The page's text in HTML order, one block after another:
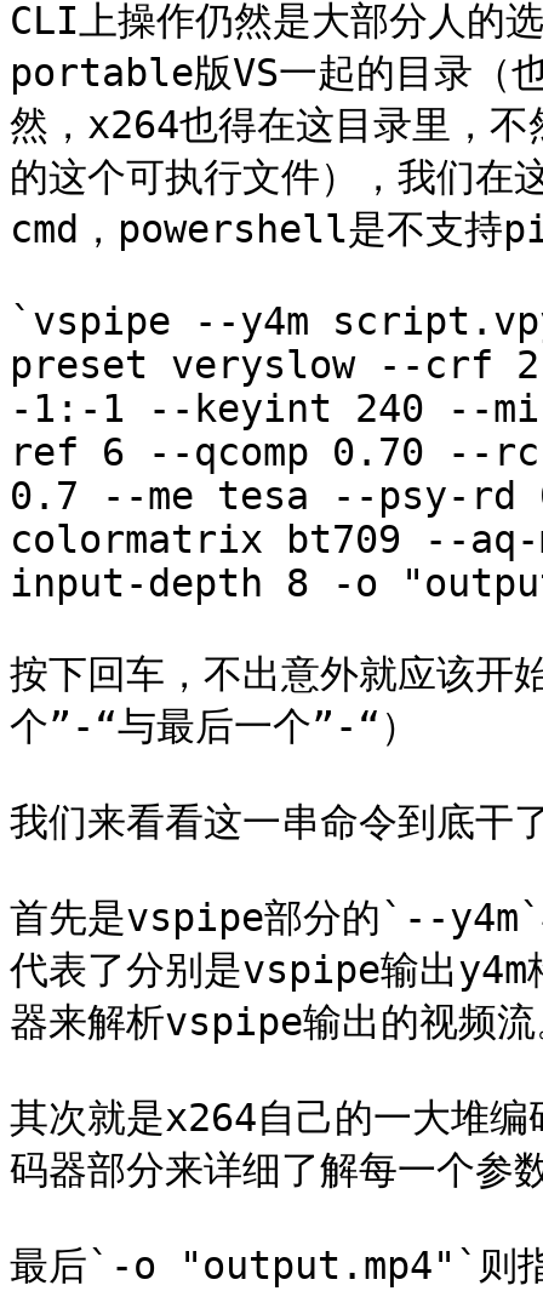
CLI上操作仍然是大部分人的
portable版VS一起的目录（
然，x264也得在这目录里，
的这个可执行文件），我们在
cmd，powershell是不支持
`vspipe --y4m
preset veryslow --crf
-1:-1 --keyint 240 --
ref 6 --qcomp 0.70 --
0.7 --me tesa --psy-
colormatrix bt709 --aq-
input-depth 8 -o
按下回车，不出意外就应该开
个”-“与最后一个”-“）
我们来看看这一串命令到底干
首先是vspipe部分的`--
代表了分别是vspipe输出y4m
器来解析vspipe输出的视频流
其次就是x264自己的一大堆
码器部分来详细了解每一个参
最后`-o "output.mp4"`则指